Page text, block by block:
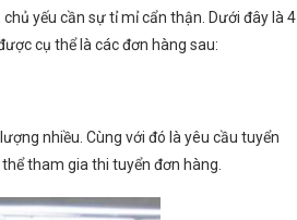
yếu cần sự tỉ mỉ cẩn thận. Dưới đây là 4
cụ thể là các đơn hàng sau:
nhiều. Cùng với đó là yêu cầu tuyển
tham gia thi tuyển đơn hàng.